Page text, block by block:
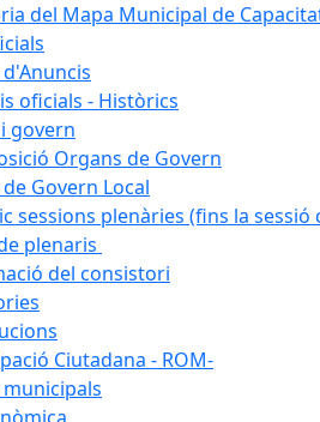
del Mapa Municipal de
oficials - Històrics
govern
Organs de Govern
de Govern Local
sessions plenàries (fins la sessió
plenaris
del consistori
Ciutadana - ROM-